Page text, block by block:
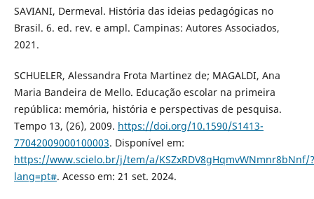
SAVIANI, Dermeval. História das ideias pedagógicas no
Brasil. 6. ed. rev. e ampl. Campinas: Autores Associados,
2021.
SCHUELER, Alessandra Frota Martinez de; MAGALDI, Ana
Maria Bandeira de Mello. Educação escolar na primeira
república: memória, história e perspectivas de pesquisa.
Tempo 13, (26), 2009. https://doi.org/10.1590/S1413-
77042009000100003. Disponível em:
https://www.scielo.br/j/tem/a/KSZxRDV8gHqmvWNmnr8bNnf/?
lang=pt#. Acesso em: 21 set. 2024.